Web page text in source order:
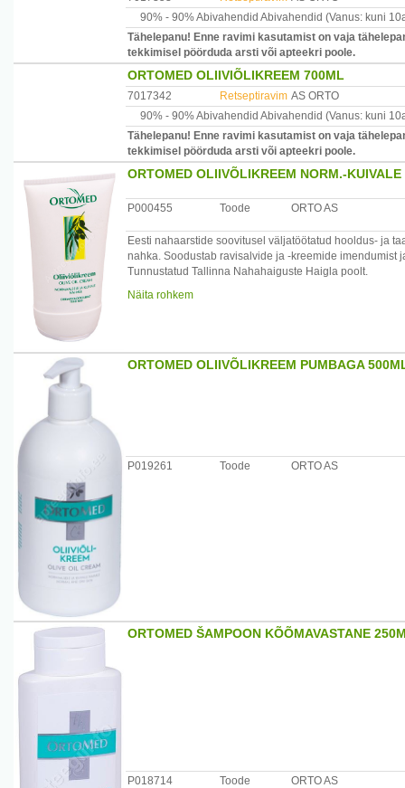
90% - 90% Abivahendid Abivahendid (Vanus: kuni
Tähelepanu! Enne ravimi kasutamist on vaja
tekkimisel pöörduda arsti või apteekri poole.
ORTOMED OLIIVIÕLIKREEM 700ML
7017342 Retseptiravim AS ORTO
90% - 90% Abivahendid Abivahendid (Vanus: kuni
Tähelepanu! Enne ravimi kasutamist on vaja
tekkimisel pöörduda arsti või apteekri poole.
ORTOMED OLIIVÕLIKREEM NORM.-
P000455 Toode ORTO AS
Eesti nahaarstide soovitusel väljatöötatud hooldus- ja
nahka. Soodustab ravisalvide ja -kreemide imendumist
Tunnustatud Tallinna Nahahaiguste Haigla poolt.
Näita rohkem
ORTOMED OLIIVÕLIKREEM PUMBAGA
P019261 Toode ORTO AS
ORTOMED ŠAMPOON KÕÕMAVASTANE
P018714 Toode ORTO AS